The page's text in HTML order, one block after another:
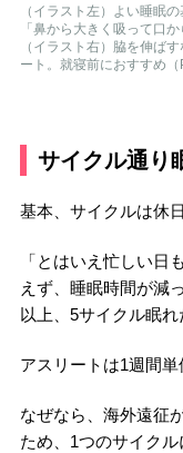
（イラスト左）よい睡眠
「鼻から大きく吸って口
（イラスト右）脇を伸ば
ート。就寝前におすすめ（
サイクル通り
基本、サイクルは休
「とはいえ忙しい日
えず、睡眠時間が減
以上、5サイクル眠れ
アスリートは1週間単
なぜなら、海外遠征
ため、1つのサイクル